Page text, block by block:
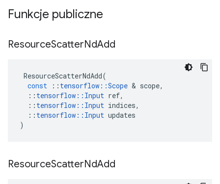
Funkcje publiczne
ResourceScatterNdAdd
ResourceScatterNdAdd(
const
:: tensorflow ::Scope & scope,
:: tensorflow :: Input ref,
:: tensorflow :: Input indices,
:: tensorflow :: Input updates
)
ResourceScatterNdAdd